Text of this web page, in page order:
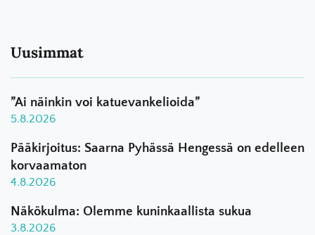
Uusimmat
”Ai näinkin voi katuevankelioida”
5.8.2026
Pääkirjoitus: Saarna Pyhässä Hengessä on edelleen
korvaamaton
4.8.2026
Näkökulma: Olemme kuninkaallista sukua
3.8.2026